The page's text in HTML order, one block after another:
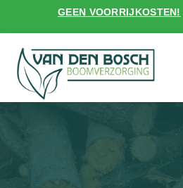
GEEN VOORRIJKOSTEN!